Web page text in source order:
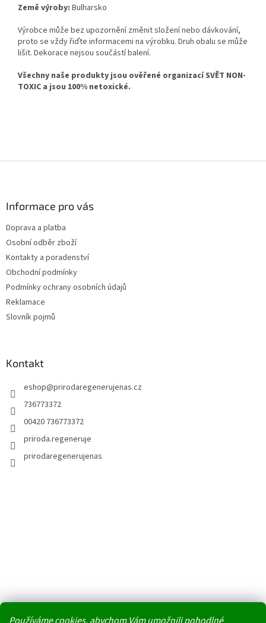
Země výroby: Bulharsko
Výrobce může bez upozornění změnit složení nebo dávkování,
proto se vždy řiďte informacemi na výrobku. Druh obalu se může
lišit. Dekorace nejsou součástí balení.
Všechny naše produkty jsou ověřené organizací SVĚT NON-
TOXIC a jsou 100% netoxické.
Informace pro vás
Doprava a platba
Osobní odběr zboží
Kontakty a poradenství
Obchodní podmínky
Podmínky ochrany osobních údajů
Reklamace
Slovník pojmů
Kontakt
eshop@prirodaregenerujenas.cz
736773372
00420 736773372
priroda.regeneruje
prirodaregenerujenas